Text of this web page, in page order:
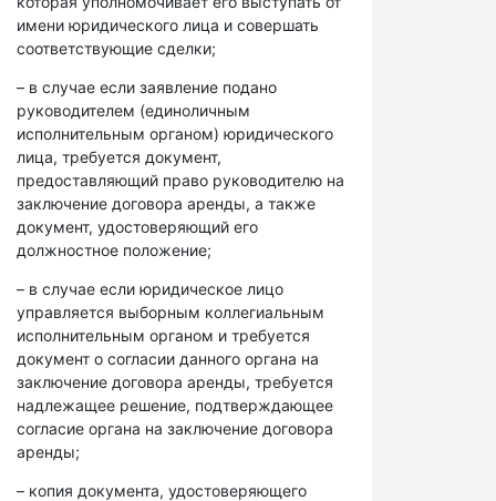
имени юридического лица и совершать
соответствующие сделки;
– в случае если заявление подано
руководителем (единоличным
исполнительным органом) юридического
лица, требуется документ,
предоставляющий право руководителю на
заключение договора аренды, а также
документ, удостоверяющий его
должностное положение;
– в случае если юридическое лицо
управляется выборным коллегиальным
исполнительным органом и требуется
документ о согласии данного органа на
заключение договора аренды, требуется
надлежащее решение, подтверждающее
согласие органа на заключение договора
аренды;
– копия документа, удостоверяющего